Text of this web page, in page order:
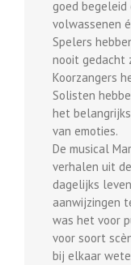
goed
volwassenen
Spelers
nooit gedacht
Koorzangers
Solisten
het
van emoties.
De musical
verhalen uit
dagelijks
aanwijzingen
was het voor
voor soort
bij elkaar